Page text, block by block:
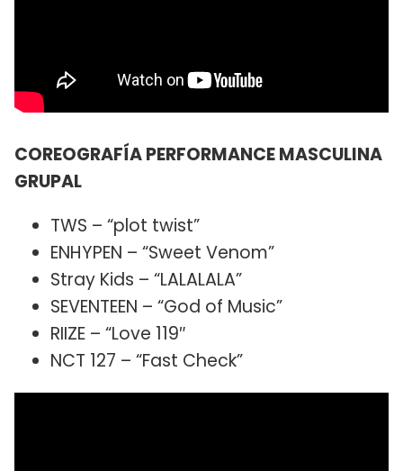
COREOGRAFÍA PERFORMANCE MASCULINA
GRUPAL
TWS – “plot twist”
ENHYPEN – “Sweet Venom”
Stray Kids – “LALALALA”
SEVENTEEN – “God of Music”
RIIZE – “Love 119″
NCT 127 – “Fast Check”